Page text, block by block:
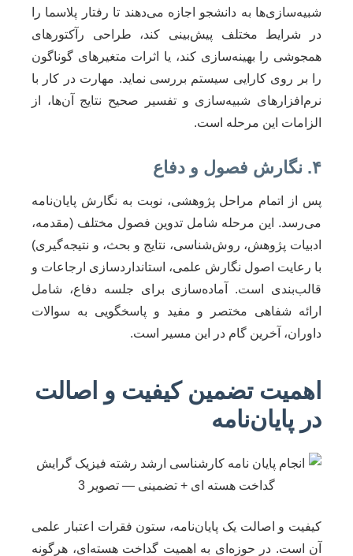
شبیه‌سازی‌ها به دانشجو اجازه می‌دهند تا رفتار پلاسما را
در شرایط مختلف پیش‌بینی کند، طراحی رآکتورهای
همجوشی را بهینه‌سازی کند، یا اثرات متغیرهای گوناگون
را بر روی کارایی سیستم بررسی نماید. مهارت در کار با
نرم‌افزارهای شبیه‌سازی و تفسیر صحیح نتایج آن‌ها، از
الزامات این مرحله است.
۴. نگارش فصول و دفاع
پس از اتمام مراحل پژوهشی، نوبت به نگارش پایان‌نامه
می‌رسد. این مرحله شامل تدوین فصول مختلف (مقدمه،
ادبیات پژوهش، روش‌شناسی، نتایج و بحث، و نتیجه‌گیری)
با رعایت اصول نگارش علمی، استانداردسازی ارجاعات و
قالب‌بندی است. آماده‌سازی برای جلسه دفاع، شامل
ارائه شفاهی مختصر و مفید و پاسخگویی به سوالات
داوران، آخرین گام در این مسیر است.
اهمیت تضمین کیفیت و اصالت
در پایان‌نامه
کیفیت و اصالت یک پایان‌نامه، ستون فقرات اعتبار علمی
آن است. در حوزه‌ای به اهمیت گداخت هسته‌ای، هرگونه